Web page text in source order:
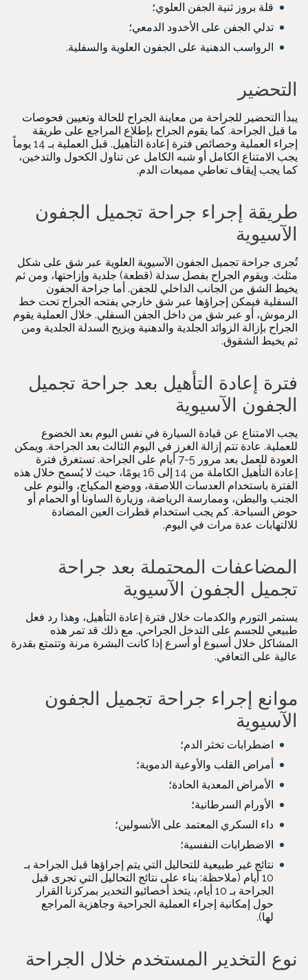
قلة بروز ثنية الجفن العلوي؛
تدلي الجفن على الأخدود الدمعي؛
الرواسب الدهنية على الجفون العلوية والسفلية.
التحضير
يبدأ التحضير للجراحة من معاينة الجراح للحالة وتعيين فحوصات
ما قبل الجراحة. كما يقوم الجراح بإطلاع المراجع على طريقة
إجراء العملية وخصائص فترة إعادة التأهيل. قبل العملية بـ 14 يوماً
يجب الامتناع الكامل أو شبه الكامل عن تناول الكحول والتدخين،
كما يجب إيقاف تعاطي مميعات الدم.
طريقة إجراء جراحة تجميل الجفون
الآسيوية
تُجرى جراحة تجميل الجفون الآسيوية العلوية عبر شق على شكل
مثلث. ويقوم الجراح بفصل سدلة (قطعة) جلدية وإزاحتها، ومن ثم
يخيط الشق من الجانب الداخلي للجفن. أما جراحة الجفون
السفلية فيمكن إجراؤها عبر شق خارجي يفتحه الجراح تحت خط
الرموش، أو عبر شق من داخل الجفن السفلي. خلال العملية يقوم
الجراح بإزالة الزوائد الجلدية والدهنية ويزيح السدلة الجلدية ومن
ثم يخيط الشقوق.
فترة إعادة التأهيل بعد جراحة تجميل
الجفون الآسيوية
يجب الامتناع عن قيادة السيارة في نفس اليوم بعد الخضوع
للعملية. عادة تتم إزالة الغرز في اليوم الثالث بعد الجراحة. ويمكن
العودة للعمل بعد مرور 5-7 أيام على الجراحة. تستغرق فترة
إعادة التأهيل الكاملة من 14 إلى 16 يومًا، حيث لا يُسمح خلال هذه
الفترة باستخدام العدسات اللاصقة، ووضع المكياج، والنوم على
الجنب والبطن، وممارسة الرياضة، وزيارة الساونا أو الحمام أو
حوض السباحة. كم يجب استخدام قطرات العين المضادة
للالتهابات عدة مرات في اليوم.
المضاعفات المحتملة بعد جراحة
تجميل الجفون الآسيوية
يستمر التورم والكدمات خلال فترة إعادة التأهيل، وهذا رد فعل
طبيعي للجسم على التدخل الجراحي. مع ذلك قد تمر هذه
المشاكل خلال أسبوع أو أسرع إذا كانت البشرة مرنة وتتمتع بقدرة
عالية على التعافي.
موانع إجراء جراحة تجميل الجفون
الآسيوية
اضطرابات تخثر الدم؛
أمراض القلب والأوعية الدموية؛
الأمراض المعدية الحادة؛
الأورام السرطانية؛
داء السكري المعتمد على الأنسولين؛
الاضطرابات النفسية؛
نتائج غير طبيعية للتحاليل التي يتم إجراؤها قبل الجراحة بـ
10 أيام (ملاحظة: بناء على نتائج التحاليل التي تجرى قبل
الجراحة بـ 10 أيام، يتخذ أخصائيو التخدير بمركزنا القرار
حول إمكانية إجراء العملية الجراحية وجاهزية المراجع
لها).
نوع التخدير المستخدم خلال الجراحة